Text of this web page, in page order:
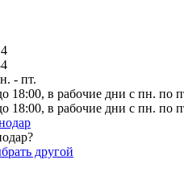
- пт.
18:00, в рабочие дни с пн. по
18:00, в рабочие дни с пн. по
?
другой